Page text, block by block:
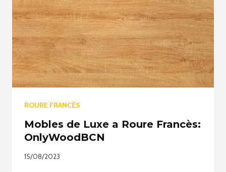
ROURE FRANCÈS
Mobles de Luxe a Roure Francès:
OnlyWoodBCN
15/08/2023